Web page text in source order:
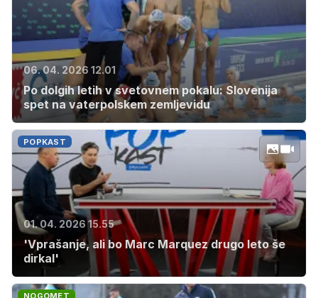
06. 04. 2026 12.01
Po dolgih letih v svetovnem pokalu: Slovenija
spet na vaterpolskem zemljevidu
POPKAST
01. 04. 2026 15.55
'Vprašanje, ali bo Marc Marquez drugo leto še
dirkal'
NOGOMET